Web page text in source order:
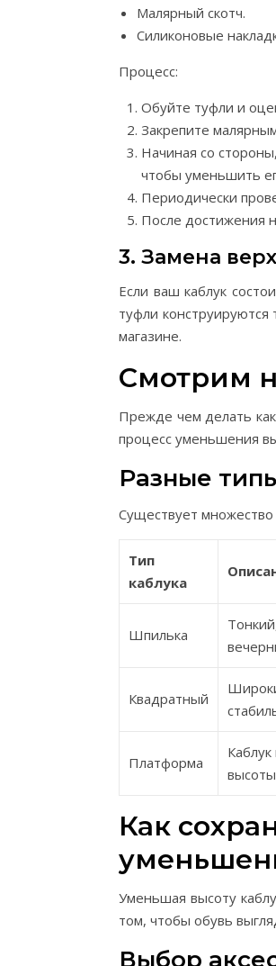
Малярный скотч.
Силиконовые
Процесс:
Обуйте туфли и
Закрепите
Начиная со
чтобы уменьшить
Периодически
После достижения
3. Замена
Если ваш каблук
туфли
магазине.
Смотрим
Прежде чем делать
процесс уменьшения
Разные
Существует
Тип
каблука
Шпилька
Квадратный
Платформа
Как
Уменьшая высоту
том, чтобы обувь
Выбор